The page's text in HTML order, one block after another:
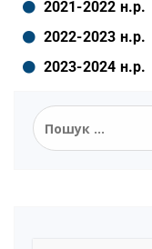
2021-2022 н.р.
2022-2023 н.р.
2023-2024 н.р.